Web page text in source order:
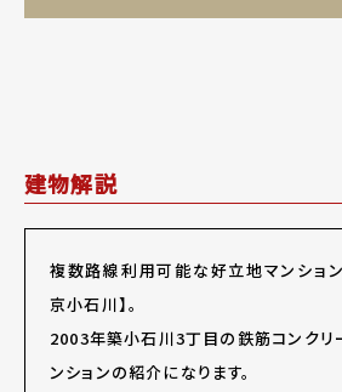
建物解説
複数路線利用可能な好立地マンション
京小石川】。
2003年築小石川3丁目の鉄筋コンクリ
ンションの紹介になります。